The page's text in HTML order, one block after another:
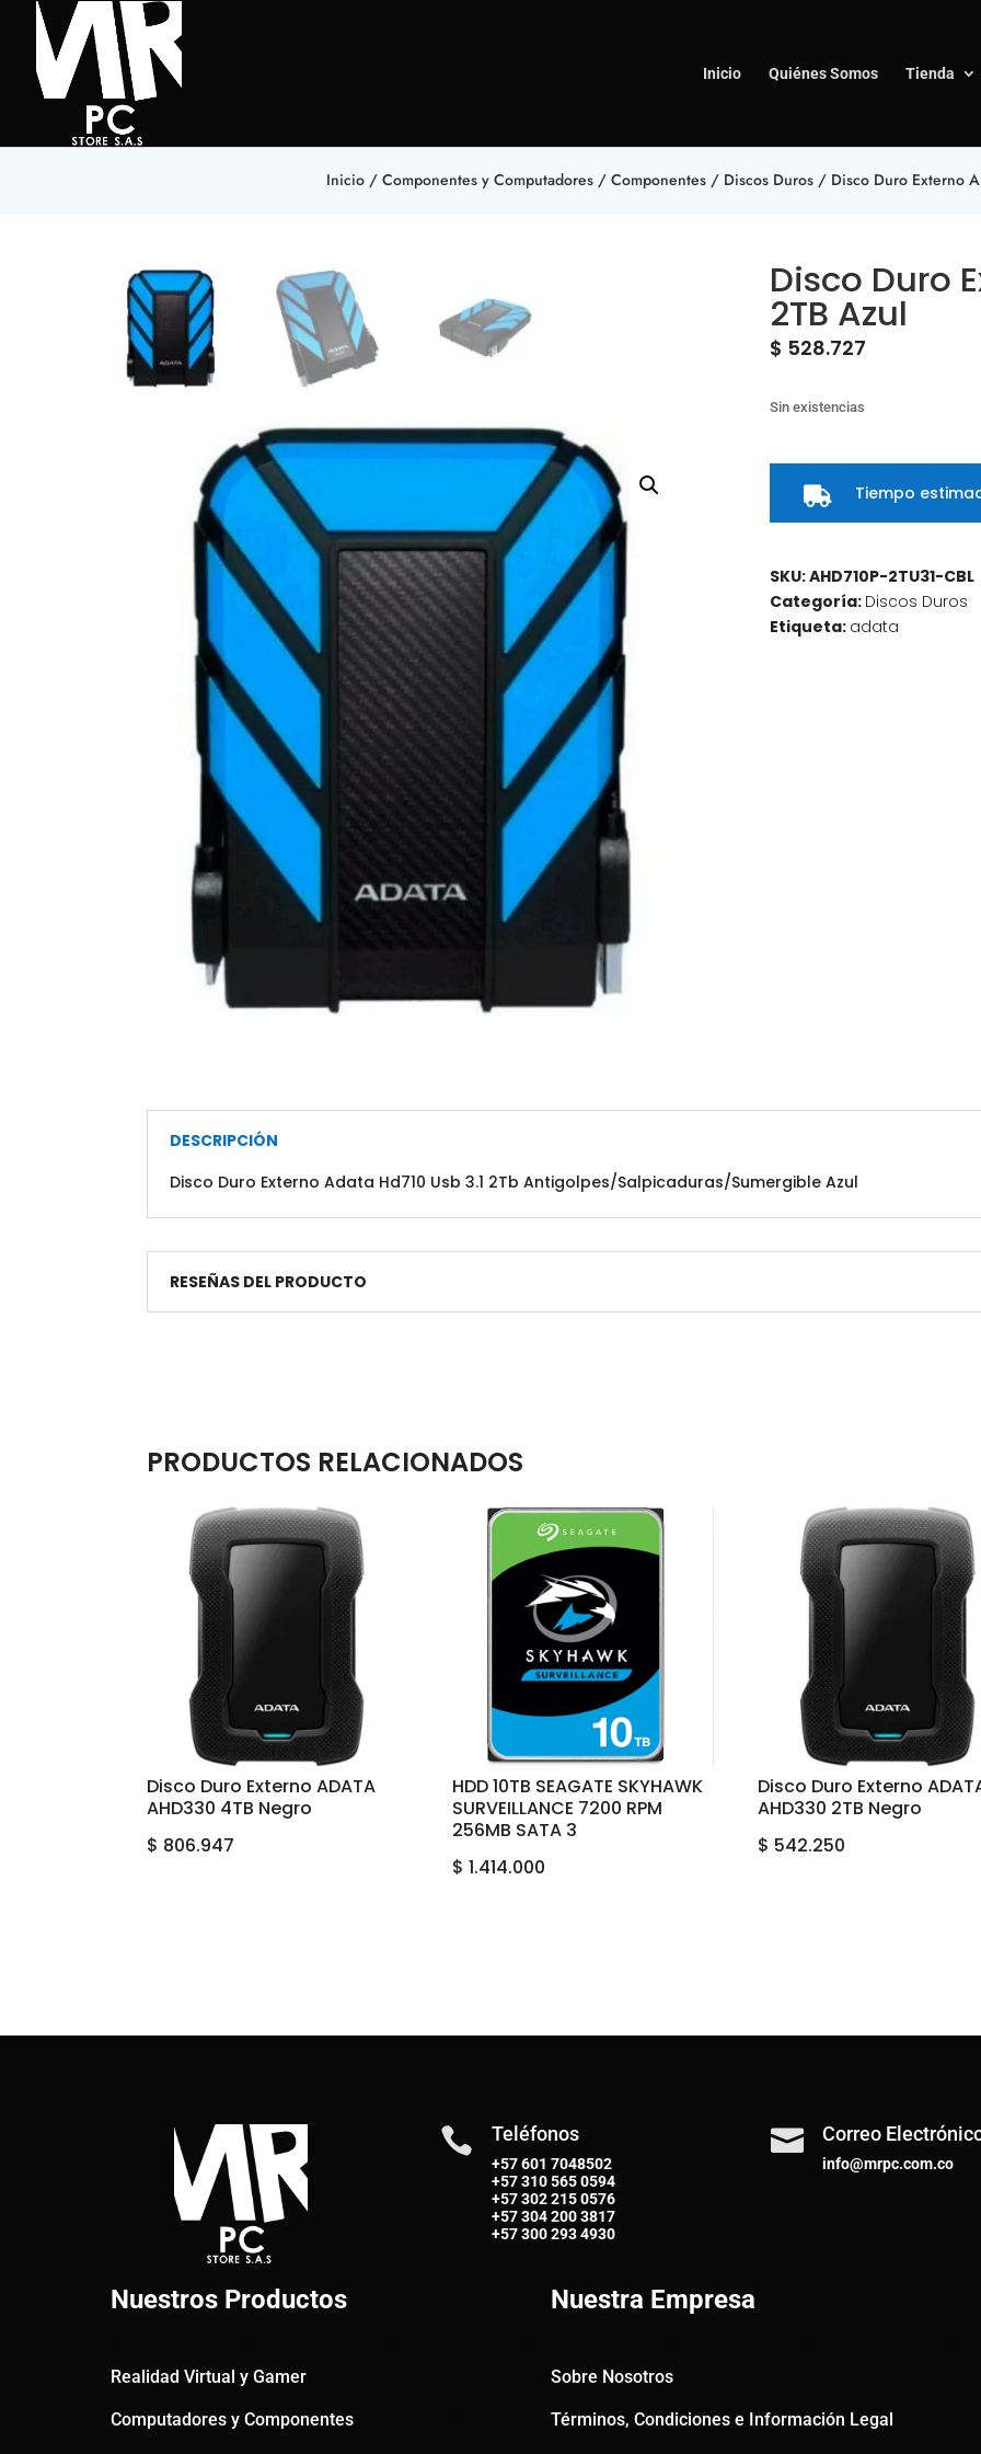
Inicio Quiénes Somos Tienda
Inicio / Componentes y Computadores / Componentes / Discos Duros / Disco Duro Externo
Disco Duro
2TB Azul
$ 528.727
Sin existencias
 Tiempo
SKU:AHD710P-2TU31-CBL
Categoría: Discos Duros
Etiqueta: adata
DESCRIPCIÓN
Disco Duro Externo Adata Hd710 Usb 3.1 2Tb Antigolpes/Salpicaduras/Sumergible Azul
RESEÑAS DEL PRODUCTO
PRODUCTOS RELACIONADOS
Disco Duro Externo ADATA
AHD330 4TB Negro
$ 806.947
HDD 10TB SEAGATE SKYHAWK
SURVEILLANCE 7200 RPM
256MB SATA 3
$ 1.414.000
Disco Duro Externo
AHD330 2TB Negro
$ 542.250
 Teléfonos
+57 601 7048502
+57310 565 0594
+57302 215 0576
+57304 200 3817
+57300 293 4930
 Correo
info@mrpc.com.co
Nuestros Productos
Realidad Virtual y Gamer
Computadores y Componentes
Nuestra Empresa
Sobre Nosotros
Términos, Condiciones e Información Legal